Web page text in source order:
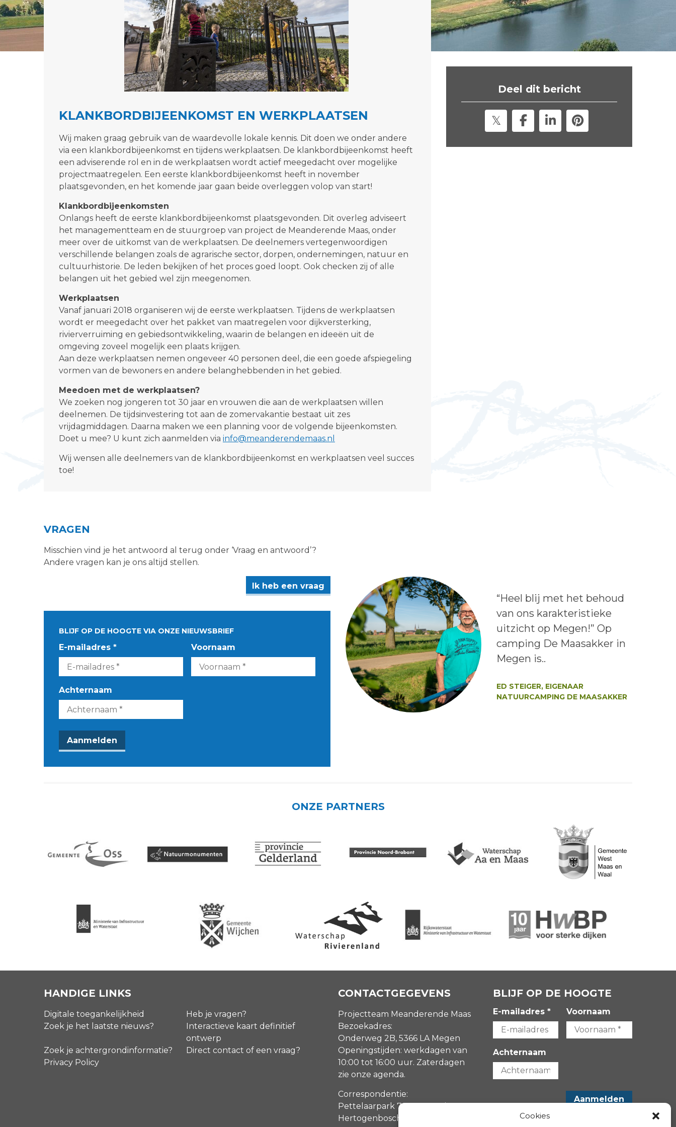
Cookies
KLANKBORDBIJEENKOMST EN WERKPLAATSEN
Wij maken graag gebruik van de waardevolle lokale kennis. Dit doen we onder andere
via een klankbordbijeenkomst en tijdens werkplaatsen. De klankbordbijeenkomst heeft
een adviserende rol en in de werkplaatsen wordt actief meegedacht over mogelijke
projectmaatregelen. Een eerste klankbordbijeenkomst heeft in november
plaatsgevonden, en het komende jaar gaan beide overleggen volop van start!
Klankbordbijeenkomsten
Onlangs heeft de eerste klankbordbijeenkomst plaatsgevonden. Dit overleg adviseert
het managementteam en de stuurgroep van project de Meanderende Maas, onder
meer over de uitkomst van de werkplaatsen. De deelnemers vertegenwoordigen
verschillende belangen zoals de agrarische sector, dorpen, ondernemingen, natuur en
cultuurhistorie. De leden bekijken of het proces goed loopt. Ook checken zij of alle
belangen uit het gebied wel zijn meegenomen.
Werkplaatsen
Vanaf januari 2018 organiseren wij de eerste werkplaatsen. Tijdens de werkplaatsen
wordt er meegedacht over het pakket van maatregelen voor dijkversterking,
rivierverruiming en gebiedsontwikkeling, waarin de belangen en ideeën uit de
omgeving zoveel mogelijk een plaats krijgen.
Aan deze werkplaatsen nemen ongeveer 40 personen deel, die een goede afspiegeling
vormen van de bewoners en andere belanghebbenden in het gebied.
Meedoen met de werkplaatsen?
We zoeken nog jongeren tot 30 jaar en vrouwen die aan de werkplaatsen willen
deelnemen. De tijdsinvestering tot aan de zomervakantie bestaat uit zes
vrijdagmiddagen. Daarna maken we een planning voor de volgende bijeenkomsten.
Doet u mee? U kunt zich aanmelden via info@meanderendemaas.nl
Wij wensen alle deelnemers van de klankbordbijeenkomst en werkplaatsen veel succes
toe!
Deel dit bericht
VRAGEN
Misschien vind je het antwoord al terug onder ‘Vraag en antwoord’?
Andere vragen kan je ons altijd stellen.
Ik heb een vraag
BLIJF OP DE HOOGTE VIA ONZE NIEUWSBRIEF
E-mailadres * Voornaam
Achternaam
Lees het bericht:
“Heel blij met het behoud
van ons karakteristieke
uitzicht op Megen!” Op
camping De Maasakker in
Megen is..
ED STEIGER, EIGENAAR
NATUURCAMPING DE MAASAKKER
ONZE PARTNERS
HANDIGE LINKS
Digitale toegankelijkheid
Heb je vragen?
Zoek je het laatste nieuws?
Interactieve kaart definitief
ontwerp
Zoek je achtergrondinformatie?
Direct contact of een vraag?
Privacy Policy
CONTACTGEGEVENS
Projectteam Meanderende Maas
Bezoekadres:
Onderweg 2B, 5366 LA Megen
Openingstijden: werkdagen van
10:00 tot 16:00 uur. Zaterdagen
zie onze agenda.
Correspondentie:
Pettelaarpark 70, 5216 PP ‘s-
Hertogenbosch
BLIJF OP DE HOOGTE
E-mailadres * Voornaam
Achternaam